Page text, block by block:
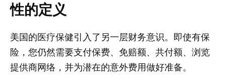
性的定义
美国的医疗保健引入了另一层财务意识。即使有保
险，您仍然需要支付保费、免赔额、共付额、浏览
提供商网络，并为潜在的意外费用做好准备。